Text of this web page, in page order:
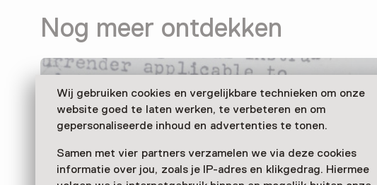
Wij gebruiken cookies en vergelijkbare technieken om onze
website goed te laten werken, te verbeteren en om
gepersonaliseerde inhoud en advertenties te tonen.
Samen met vier partners verzamelen we via deze cookies
informatie over jou, zoals je IP-adres en klikgedrag. Hiermee
Nog meer ontdekken